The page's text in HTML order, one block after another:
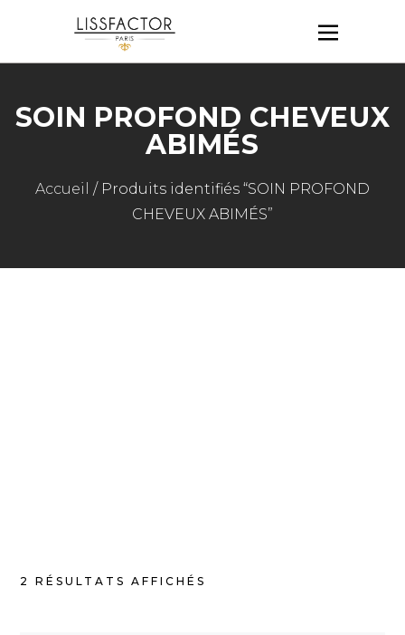
SOIN PROFOND CHEVEUX
ABIMÉS
Accueil / Produits identifiés “SOIN PROFOND
CHEVEUX ABIMÉS”
2 RÉSULTATS AFFICHÉS